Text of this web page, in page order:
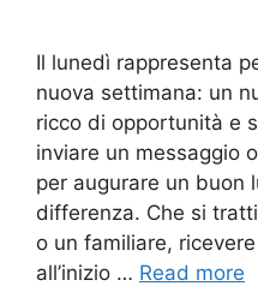
Il lunedì rappresenta
nuova settimana: un
ricco di opportunità e
inviare un messaggio
per augurare un buon
differenza. Che si
o un familiare,
all’inizio … Read more